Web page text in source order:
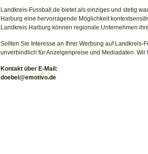
Landkreis-Fussball.de bietet als einziges und stetig
Harburg eine hervorragende Möglichkeit
Landkreis Harburg können regionale Unternehmen
Sollten Sie Interesse an Ihrer Werbung auf Landkreis-
unverbindlich für Anzeigenpreise und Mediadaten.
Kontakt über E-Mail:
doebel@emotivo.de